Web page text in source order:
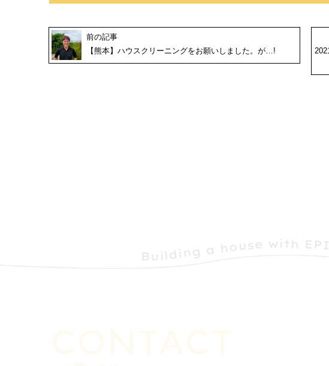
前の記事
【熊本】ハウスクリーニングをお願いしました。が…!